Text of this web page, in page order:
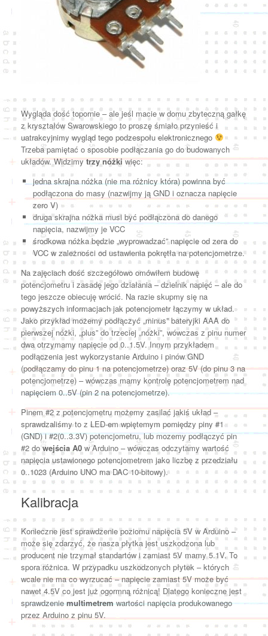
Wygląda dość topornie – ale jeśl macie w domu zbyteczną gałkę
z kryształów Swarowskiego to proszę śmiało przynieść i
uatrakcyjnimy wygląd tego podzespołu elektronicznego
Trzeba pamiętać o sposobie podłączania go do budowanych
układów. Widzimytrzy nóżkiwięc:
jedna skrajna nóżka (nie ma różnicy która) powinna być
podłączona do masy (nazwijmy ją GND i oznacza napięcie
zero V)
druga skrajna nóżka musi być podłączona do danego
napięcia, nazwijmy je VCC
środkowa nóżka będzie „wyprowadzać” napięcie od zera do
VCC w zależności od ustawienia pokrętła na potencjometrze.
Na zajęciach dość szczegółowo omówiłem budowę
potencjometru i zasadę jego działania – dzielnik napięć – ale do
tego jeszcze obiecuję wrócić. Na razie skupmy się na
powyższych informacjach jak potencjometr łączymy w układ.
Jako przykład możemy podłączyć „minus” bateryjki AAA do
pierwszej nóżki, „plus” do trzeciej „nóżki”, wówczas z pinu numer
dwa otrzymamy napięcie od 0..1.5V. Innym przykładem
podłączenia jest wykorzystanie Arduino i pinów GND
(podłączamy do pinu 1 na potencjometrze) oraz 5V (do pinu 3 na
potencjometrze) – wówczas mamy kontrolę potencjometrem nad
napięciem 0..5V (pin 2 na potencjometrze).
Pinem #2 z potencjometru możemy zasilać jakiś układ –
sprawdzaliśmy to z LED-em wpiętemym pomiędzy piny #1
(GND) i #2(0..3.3V) potencjometru, lub mozemy podłączyć pin
#2 dowejścia A0 w Arduino – wówczas odczytamy wartość
napięcia ustawionego potencjometrem jako liczbę z przedziału
0..1023 (Arduino UNO ma DAC 10-bitowy).
Kalibracja
Konieczne jest sprawdzenie poziomu napięcia 5V w Arduino –
może się zdarzyć, że nasza płytka jest uszkodzona lub
producent nie trzymał standartów i zamiast 5V mamy 5.1V. To
spora różnica. W przypadku uszkodzonych płytek – których
wcale nie ma co wyrzucać – napięcie zamiast 5V może być
nawet 4.5V co jest już ogormną różnicą! Dlatego konieczne jest
sprawdzeniemultimetremwartości napięcia produkowanego
przez Arduino z pinu 5V.